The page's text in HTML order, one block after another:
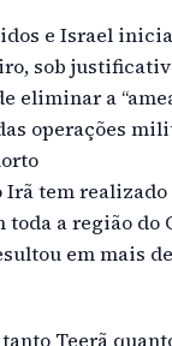
e Israel
sob
eliminar a
operações
Irã tem realizado
toda a região do
em mais
Teerã